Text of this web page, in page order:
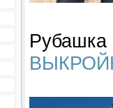
Рубашка